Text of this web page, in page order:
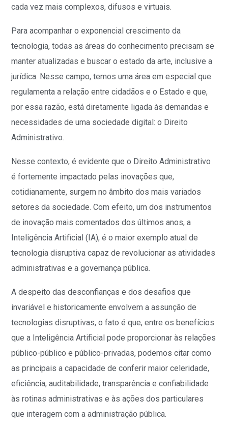
cada vez mais complexos, difusos e virtuais.
Para acompanhar o exponencial crescimento da
tecnologia, todas as áreas do conhecimento precisam se
manter atualizadas e buscar o estado da arte, inclusive a
jurídica. Nesse campo, temos uma área em especial que
regulamenta a relação entre cidadãos e o Estado e que,
por essa razão, está diretamente ligada às demandas e
necessidades de uma sociedade digital: o Direito
Administrativo.
Nesse contexto, é evidente que o Direito Administrativo
é fortemente impactado pelas inovações que,
cotidianamente, surgem no âmbito dos mais variados
setores da sociedade. Com efeito, um dos instrumentos
de inovação mais comentados dos últimos anos, a
Inteligência Artificial (IA), é o maior exemplo atual de
tecnologia disruptiva capaz de revolucionar as atividades
administrativas e a governança pública.
A despeito das desconfianças e dos desafios que
invariável e historicamente envolvem a assunção de
tecnologias disruptivas, o fato é que, entre os benefícios
que a Inteligência Artificial pode proporcionar às relações
público-público e público-privadas, podemos citar como
as principais a capacidade de conferir maior celeridade,
eficiência, auditabilidade, transparência e confiabilidade
às rotinas administrativas e às ações dos particulares
que interagem com a administração pública.